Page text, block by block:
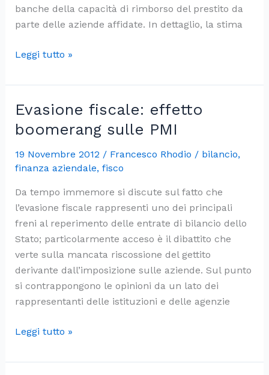
banche della capacità di rimborso del prestito da
parte delle aziende affidate. In dettaglio, la stima
La
del
creditizio
Leggi tutto »
Evasione fiscale: effetto
boomerang sulle PMI
19 Novembre 2012 / Francesco Rhodio / bilancio,
finanza aziendale, fisco
Da tempo immemore si discute sul fatto che
l’evasione fiscale rappresenti uno dei principali
freni al reperimento delle entrate di bilancio dello
Stato; particolarmente acceso è il dibattito che
verte sulla mancata riscossione del gettito
derivante dall’imposizione sulle aziende. Sul punto
si contrappongono le opinioni da un lato dei
rappresentanti delle istituzioni e delle agenzie
Evasione
effetto
Leggi tutto »